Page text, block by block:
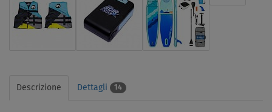
Descrizione Dettagli 14